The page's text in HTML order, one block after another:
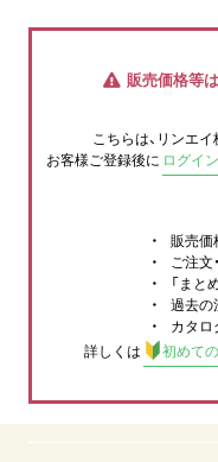
販売価格等
こちらは、リンエイ
お客様ご登録後に ログイン
販売価
ご注文
「まと
過去の
カタロ
詳しくは
初めて